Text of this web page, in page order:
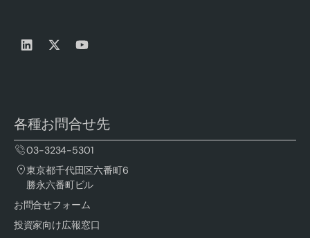
各種お問合せ先
03-3234-5301
東京都千代田区六番町6
勝永六番町ビル
お問合せフォーム
投資家向け広報窓口